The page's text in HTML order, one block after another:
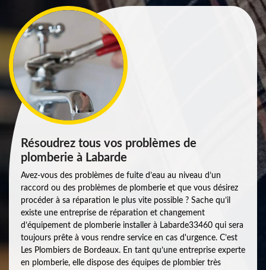
Résoudrez tous vos problèmes de
plomberie à Labarde
Avez-vous des problèmes de fuite d’eau au niveau d’un
raccord ou des problèmes de plomberie et que vous désirez
procéder à sa réparation le plus vite possible ? Sache qu’il
existe une entreprise de réparation et changement
d’équipement de plomberie installer à Labarde33460 qui sera
toujours prête à vous rendre service en cas d'urgence. C’est
Les Plombiers de Bordeaux. En tant qu’une entreprise experte
en plomberie, elle dispose des équipes de plombier très